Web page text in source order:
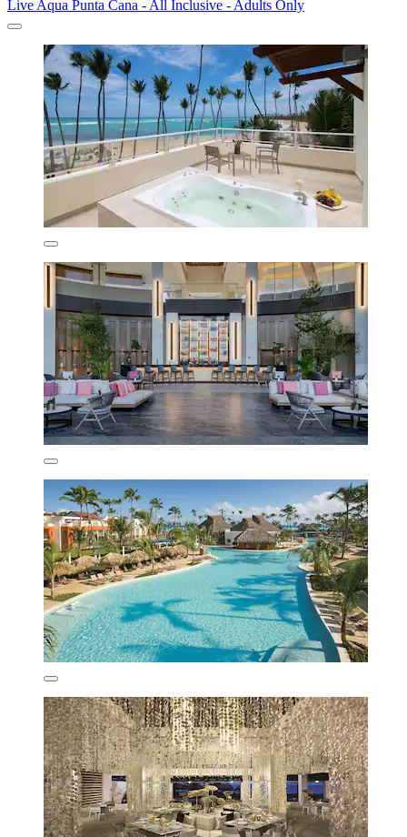
Live Aqua Punta Cana - All Inclusive - Adults Only